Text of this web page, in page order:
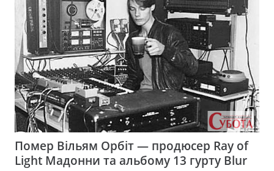
Помер Вільям Орбіт — продюсер Ray of
Light Мадонни та альбому 13 гурту Blur